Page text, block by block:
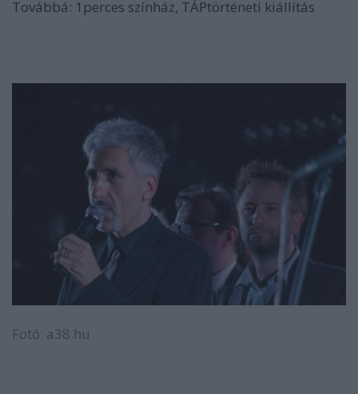
Továbbá: 1perces színház, TÁPtörténeti kiállítás
Fotó: a38.hu